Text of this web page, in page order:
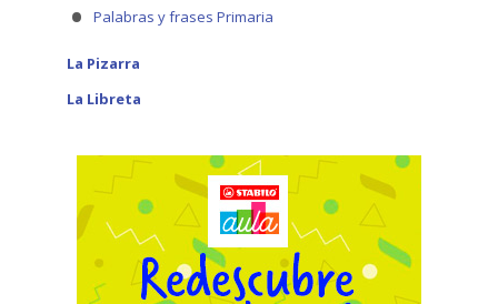
Palabras y frases Primaria
La Pizarra
La Libreta